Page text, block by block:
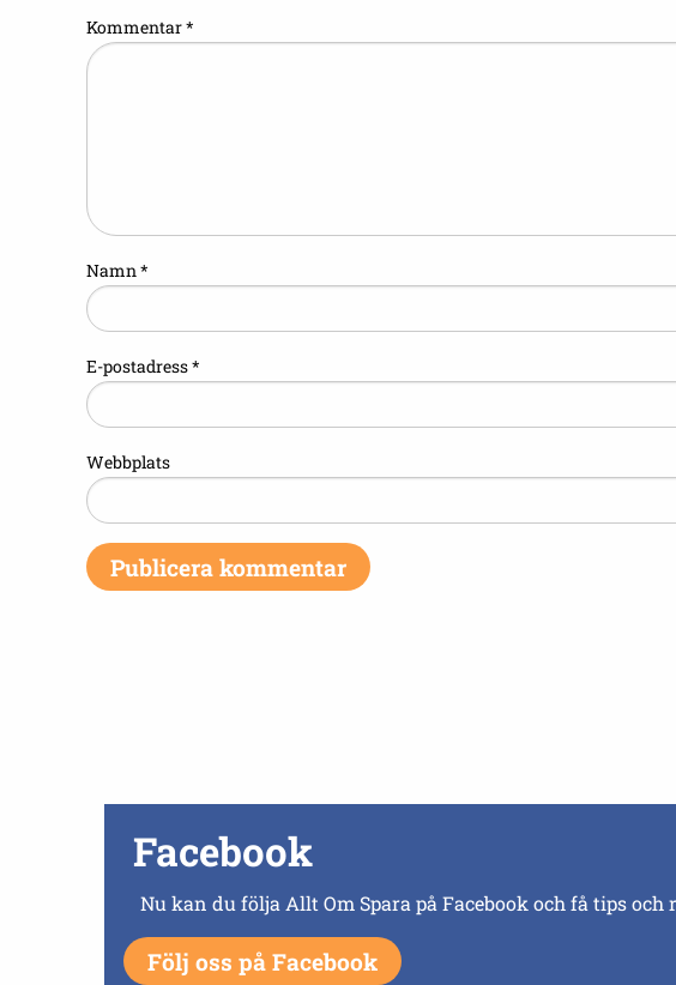
Kommentar*
Namn*
E-postadress*
Webbplats
Facebook
Nu kan du följa Allt Om Spara på Facebook och få tips
Följ oss på Facebook